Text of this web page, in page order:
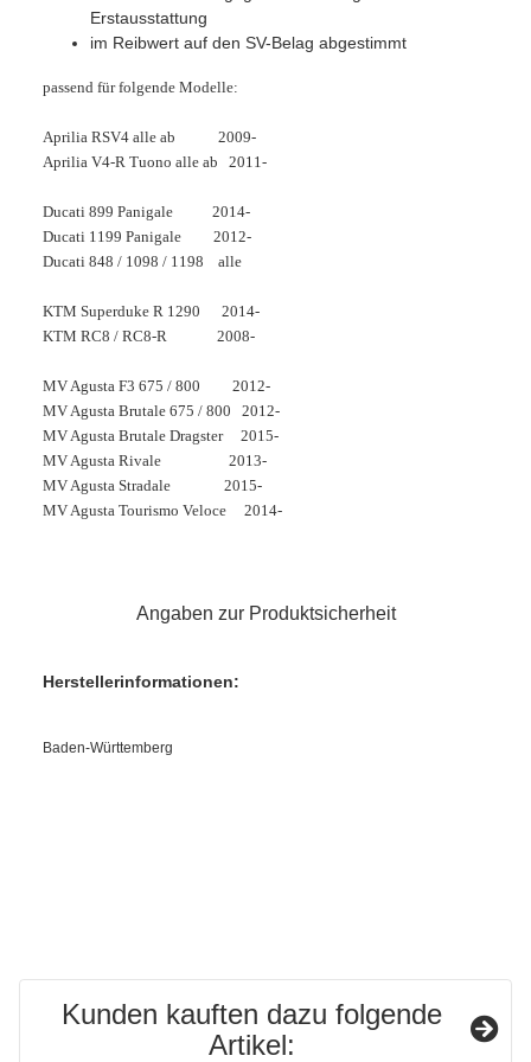
Erstausstattung
im Reibwert auf den SV-Belag abgestimmt
passend für folgende Modelle:
Aprilia RSV4 alle ab 2009-
Aprilia V4-R Tuono alle ab 2011-
Ducati 899 Panigale 2014-
Ducati 1199 Panigale 2012-
Ducati 848 / 1098 / 1198 alle
KTM Superduke R 1290 2014-
KTM RC8 / RC8-R 2008-
MV Agusta F3 675 / 800 2012-
MV Agusta Brutale 675 / 800 2012-
MV Agusta Brutale Dragster 2015-
MV Agusta Rivale 2013-
MV Agusta Stradale 2015-
MV Agusta Tourismo Veloce 2014-
Angaben zur Produktsicherheit
Herstellerinformationen:
Baden-Württemberg
Kunden kauften dazu folgende
Artikel: